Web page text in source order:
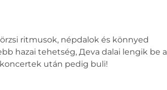
ritmusok, népdalok és könnyed
hazai tehetség, Дeva dalai lengik be a
után pedig buli!